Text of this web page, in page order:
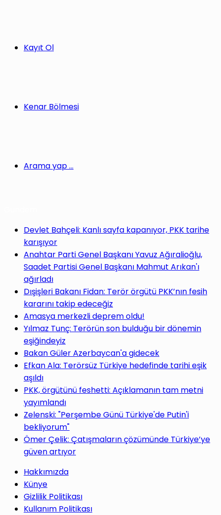
Kayıt Ol
Kenar Bölmesi
Arama yap ...
Devlet Bahçeli: Kanlı sayfa kapanıyor, PKK tarihe
karışıyor
Anahtar Parti Genel Başkanı Yavuz Ağıralioğlu,
Saadet Partisi Genel Başkanı Mahmut Arıkan'ı
ağırladı
Dışişleri Bakanı Fidan: Terör örgütü PKK’nın fesih
kararını takip edeceğiz
Amasya merkezli deprem oldu!
Yılmaz Tunç: Terörün son bulduğu bir dönemin
eşiğindeyiz
Bakan Güler Azerbaycan'a gidecek
Efkan Ala: Terörsüz Türkiye hedefinde tarihi eşik
aşıldı
PKK, örgütünü feshetti: Açıklamanın tam metni
yayımlandı
Zelenski: "Perşembe Günü Türkiye'de Putin'i
bekliyorum"
Ömer Çelik: Çatışmaların çözümünde Türkiye’ye
güven artıyor
Hakkımızda
Künye
Gizlilik Politikası
Kullanım Politikası